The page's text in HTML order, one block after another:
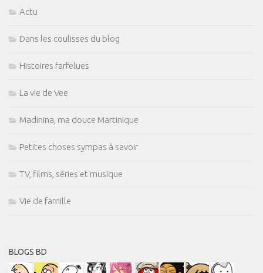
Actu
Dans les coulisses du blog
Histoires farfelues
La vie de Vee
Madinina, ma douce Martinique
Petites choses sympas à savoir
TV, films, séries et musique
Vie de famille
BLOGS BD